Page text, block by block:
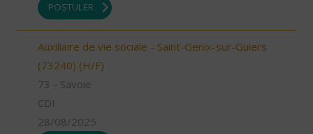
POSTULER
Auxiliaire de vie sociale - Saint-Genix-sur-Guiers
(73240) (H/F)
73 - Savoie
CDI
28/08/2025